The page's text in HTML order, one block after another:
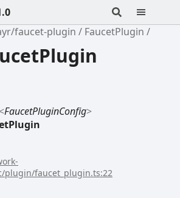
faucet-plugin FaucetPlugin
FaucetPluginConfig>
plugin/faucet_plugin.ts:22